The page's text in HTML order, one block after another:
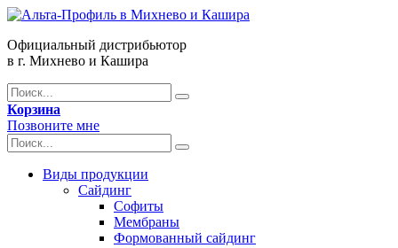
Официальный дистрибьютор
в г. Михнево и Кашира
Корзина
Позвоните мне
Виды продукции
Сайдинг
Софиты
Мембраны
Формованный сайдинг